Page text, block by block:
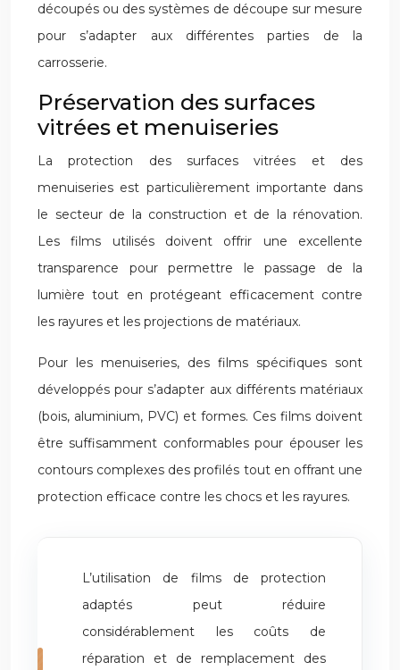
découpés ou des systèmes de découpe sur mesure
pour s’adapter aux différentes parties de la
carrosserie.
Préservation des surfaces
vitrées et menuiseries
La protection des surfaces vitrées et des
menuiseries est particulièrement importante dans
le secteur de la construction et de la rénovation.
Les films utilisés doivent offrir une excellente
transparence pour permettre le passage de la
lumière tout en protégeant efficacement contre
les rayures et les projections de matériaux.
Pour les menuiseries, des films spécifiques sont
développés pour s’adapter aux différents matériaux
(bois, aluminium, PVC) et formes. Ces films doivent
être suffisamment conformables pour épouser les
contours complexes des profilés tout en offrant une
protection efficace contre les chocs et les rayures.
L’utilisation de films de protection
adaptés peut réduire
considérablement les coûts de
réparation et de remplacement des